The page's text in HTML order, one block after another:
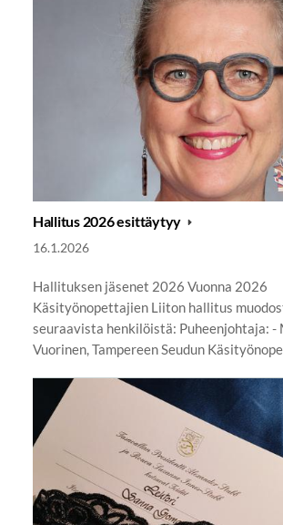
Hallitus 2026 esittäytyy
16.1.2026
Hallituksen jäsenet 2026 Vuonna 2026
Käsityönopettajien Liiton hallitus
seuraavista henkilöistä: Puheenjohtaja: -
Vuorinen, Tampereen Seudun